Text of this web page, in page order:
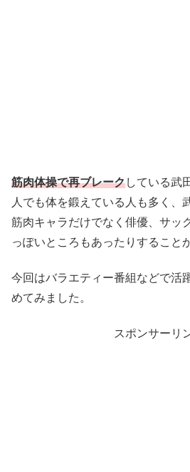
筋肉体操で再ブレークしている武
人でも体を鍛えている人も多く、
筋肉キャラだけでなく俳優、サッ
っぽいところもあったりすること
今回はバラエティー番組などで活
めてみました。
スポンサーリ